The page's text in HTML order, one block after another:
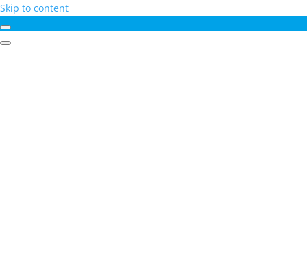
Skip to content